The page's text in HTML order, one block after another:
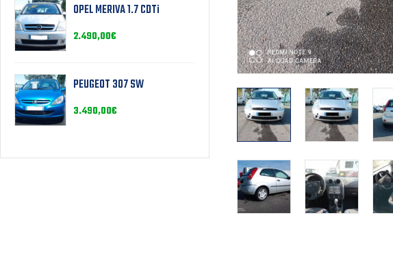
OPEL MERIVA 1.7 CDTi
2.490,00€
PEUGEOT 307 SW
3.490,00€